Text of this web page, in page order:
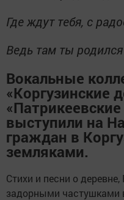
Где ждут тебя, с
Ведь там ты
Вокальные
«Коргузинские
выступили на
граждан в
земляками.
Стихи и песни о
задорными частушками